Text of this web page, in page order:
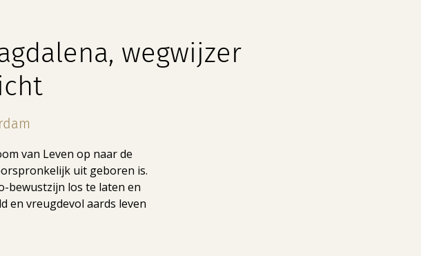
wegwijzer
van Leven op naar de
uit geboren is.
bewustzijn los te laten en
en vreugdevol aards leven